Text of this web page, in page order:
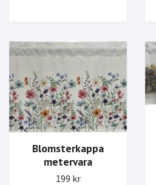
Blomsterkappa
metervara
199 kr